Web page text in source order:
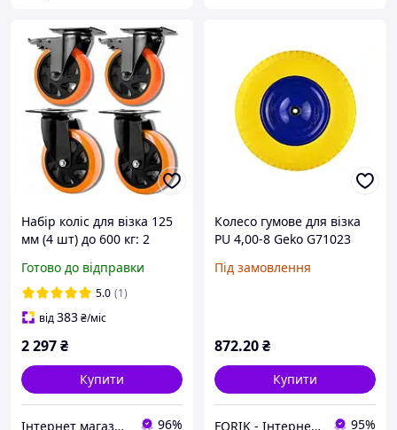
Набір коліс для візка 125
мм (4 шт) до 600 кг: 2
Готово до відправки
5.0 (1)
від383₴/міс
2 297₴
Купити
Інтернет магазин Постелюшка (Домашній текстиль, сумки, товари для дому та відпочинку) 96%
Колесо гумове для візка
PU 4,00-8 Geko G71023
Під замовлення
872.20₴
Купити
FORIK - Інтернет гіпермаркет 95%